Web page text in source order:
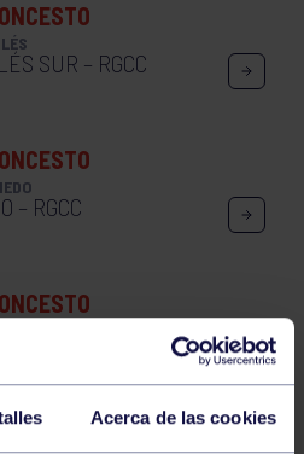
Acerca de las cookies
SUR – RGCC
– RGCC
RGCC